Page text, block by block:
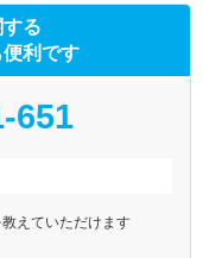
る
利です
651
えていただけます